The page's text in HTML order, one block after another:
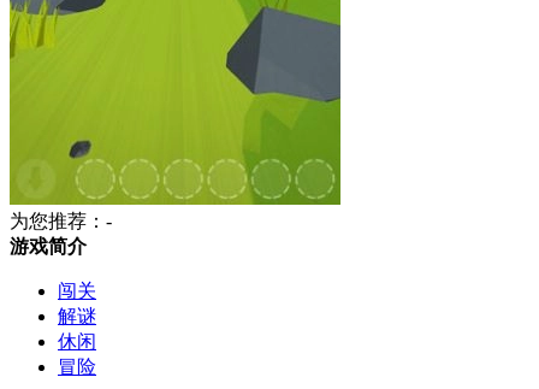
为您推荐：-
游戏简介
闯关
解谜
休闲
冒险